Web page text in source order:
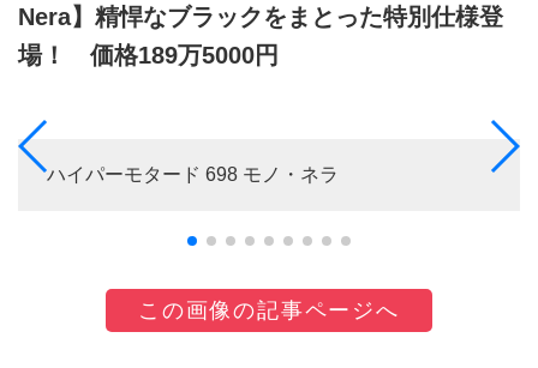
Nera】精悍なブラックをまとった特別仕様登
場！ 価格189万5000円
ハイパーモタード 698 モノ・ネラ
この画像の記事ページへ